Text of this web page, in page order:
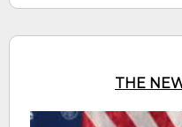
THE